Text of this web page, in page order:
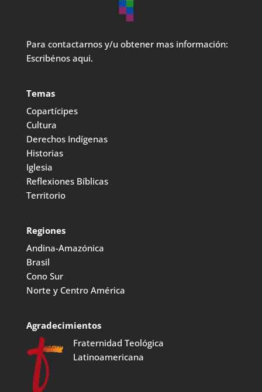
Para contactarnos y/u obtener mas información:
Escribénos aqui.
Temas
Copartícipes
Cultura
Derechos Indígenas
Historias
Iglesia
Reflexiones Bíblicas
Territorio
Regiones
Andina-Amazónica
Brasil
Cono Sur
Norte y Centro América
Agradecimientos
Fraternidad Teológica
Latinoamericana